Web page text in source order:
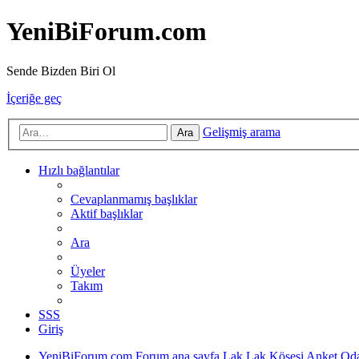
YeniBiForum.com
Sende Bizden Biri Ol
İçeriğe geç
Ara Gelişmiş arama
Hızlı bağlantılar
Cevaplanmamış başlıklar
Aktif başlıklar
Ara
Üyeler
Takım
SSS
Giriş